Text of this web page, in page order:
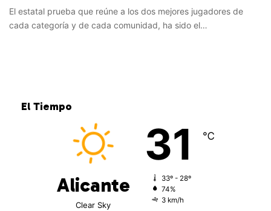
El estatal prueba que reúne a los dos mejores jugadores de
cada categoría y de cada comunidad, ha sido el…
El Tiempo
Alicante
Clear Sky
31 ℃
33º - 28º
74%
3 km/h